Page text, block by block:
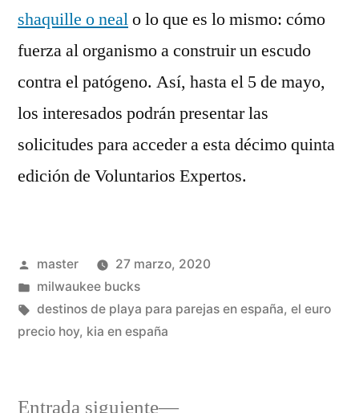
shaquille o nealo lo que es lo mismo: cómo
fuerza al organismo a construir un escudo
contra el patógeno. Así, hasta el 5 de mayo,
los interesados podrán presentar las
solicitudes para acceder a esta décimo quinta
edición de Voluntarios Expertos.
Publicado
por
master
27 marzo, 2020
Publicado
en
milwaukee bucks
Etiquetas:
destinos de playa para parejas en españa, el euro
precio hoy, kia en españa
Entrada siguiente Entrada